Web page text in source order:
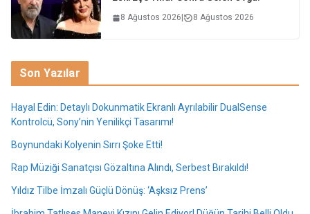
8 Ağustos 2026 8 Ağustos 2026
Son Yazılar
Hayal Edin: Detaylı Dokunmatik Ekranlı Ayrılabilir DualSense
Kontrolcü, Sony’nin Yenilikçi Tasarımı!
Boynundaki Kolyenin Sırrı Şoke Etti!
Rap Müziği Sanatçısı Gözaltına Alındı, Serbest Bırakıldı!
Yıldız Tilbe İmzalı Güçlü Dönüş: ‘Aşksız Prens’